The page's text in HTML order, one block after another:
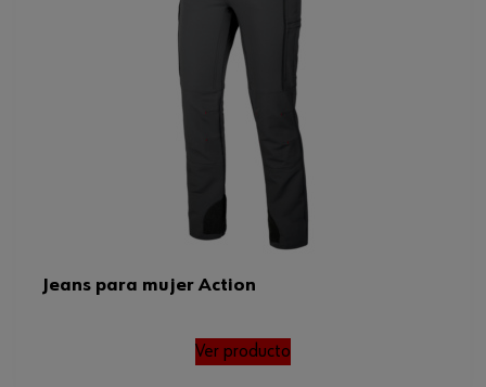
Jeans para mujer Action
Ver producto